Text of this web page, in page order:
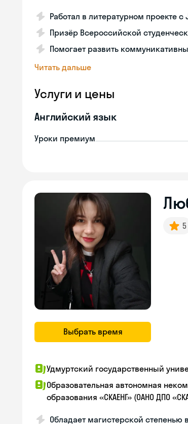
Работал в литературном проекте
Призёр Всероссийской
Помогает развить
Читать дальше
Услуги и цены
Английский язык
Уроки премиум
Выбрать время
5
Удмуртский государственный
Образовательная автономная
образования «СКАЕНГ» (ОАНО ДПО
Обладает магистерской степенью